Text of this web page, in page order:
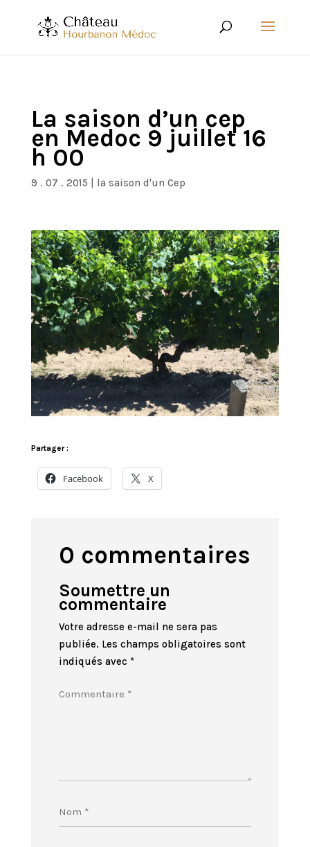
La saison d’un cep
en Medoc 9 juillet 16
h 00
9 . 07 . 2015 la saison d'un Cep
Partager :
Facebook X
0 commentaires
Soumettre un
commentaire
Votre adresse e-mail ne sera pas
publiée. Les champs obligatoires sont
indiqués avec *